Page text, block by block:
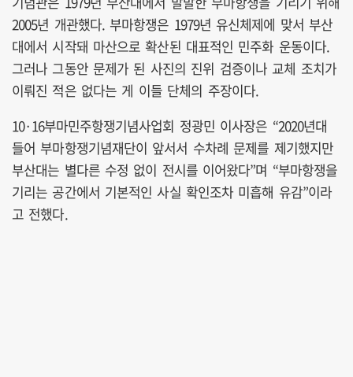
2005년 개관했다. 부마항쟁은 1979년 유신체제에 맞서 부산
대에서 시작돼 마산으로 확산된 대표적인 민주화 운동이다.
그러나 그동안 문제가 된 사진의 진위 검증이나 교체 조치가
이뤄진 적은 없다는 게 이들 단체의 주장이다.
10·16부마민주항쟁기념사업회 정광민 이사장은 “2020년대
들어 부마항쟁기념재단이 앞서서 수차례 문제를 제기했지만
부산대는 별다른 수정 없이 전시를 이어왔다”며 “부마항쟁을
기리는 공간에서 기본적인 사실 확인조차 미흡해 유감”이라
고 전했다.